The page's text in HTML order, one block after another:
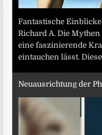
Fantastische
Richard A. Die
eine faszinierende
eintauchen lässt.
Neuausrichtung der